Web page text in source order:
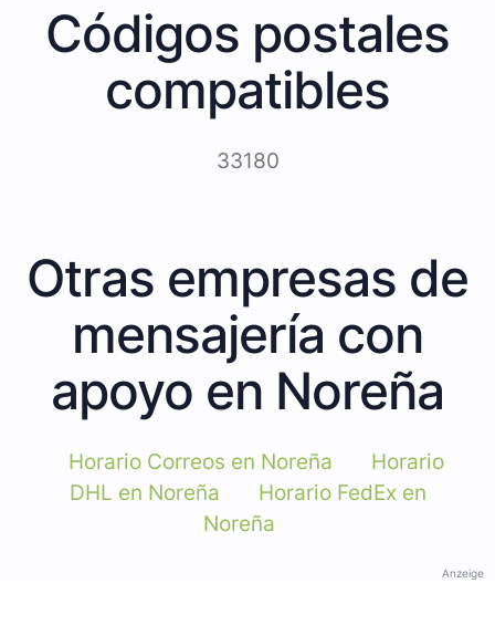
Códigos postales
compatibles
33180
Otras empresas de
mensajería con
apoyo en Noreña
Horario Correos en Noreña
Horario
DHL en Noreña
Horario FedEx en
Noreña
Anzeige